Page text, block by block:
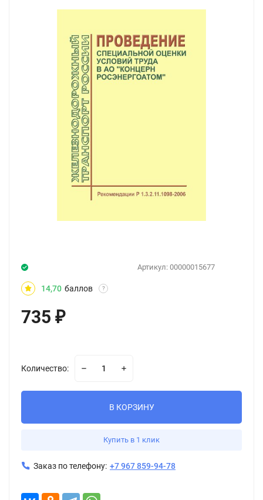
Артикул: 00000015677
14,70 баллов ?
735 ₽
Количество:
В КОРЗИНУ
Купить в 1 клик
Заказ по телефону: +7 967 859-94-78